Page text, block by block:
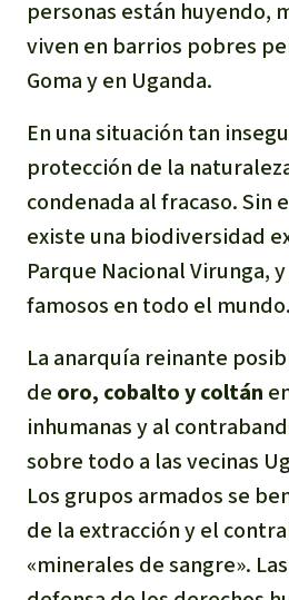
personas están huyendo,
viven en barrios pobres
Goma y en Uganda.
En una situación tan
protección de la
condenada al fracaso. Sin
existe una biodiversidad
Parque Nacional Virunga,
famosos en todo el mundo.
La anarquía reinante
de oro, cobalto y coltán
inhumanas y al
sobre todo a las vecinas
Los grupos armados se
de la extracción y el
«minerales de sangre».